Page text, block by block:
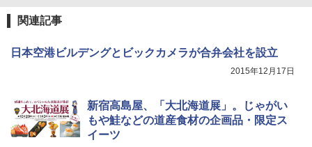
ーズ メッシュ 5人用 簡単設置 ポップアップ
関連記事
日本空港ビルデングとビックカメラが合弁会社を設立
2015年12月17日
新宿高島屋、「大北海道展」。じゃがい
もや鮭などの道産食材の企画品・限定ス
イーツ